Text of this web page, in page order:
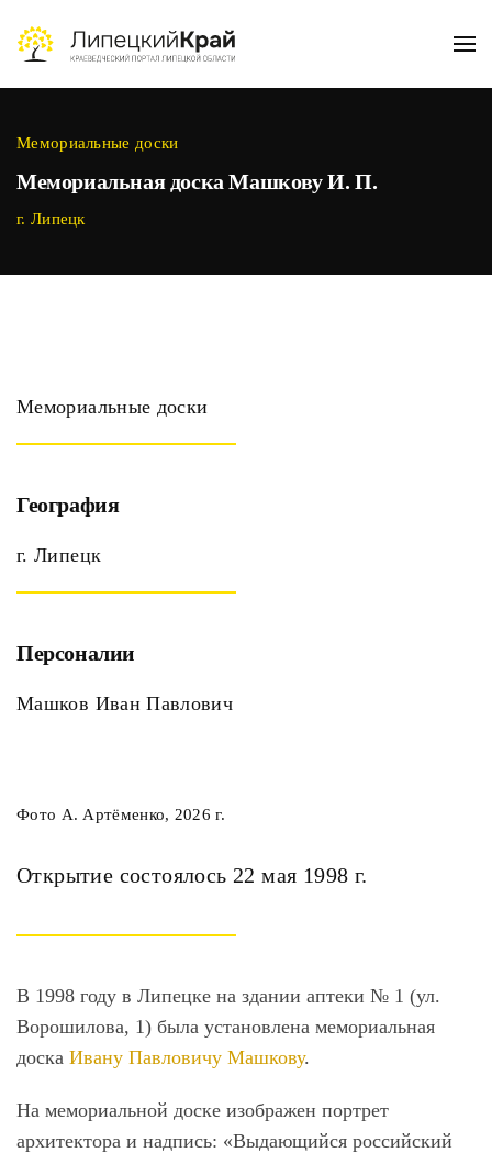
Skip to main content
Мемориальные доски
Мемориальная доска Машкову И. П.
г. Липецк
Открытие состоялось 22 мая 1998 г.
В 1998 году в Липецке на здании аптеки № 1 (ул.
Ворошилова, 1) была установлена мемориальная
доска Ивану Павловичу Машкову.
На мемориальной доске изображен портрет
архитектора и надпись: «Выдающийся российский
Мемориальные доски
География
г. Липецк
Персоналии
Машков Иван Павлович
Фото А. Артёменко, 2026 г.